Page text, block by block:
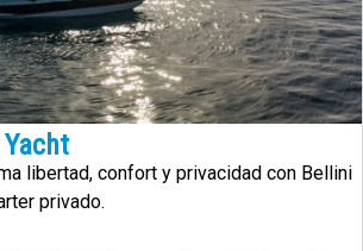
libertad, confort y privacidad con Bellini
privado.